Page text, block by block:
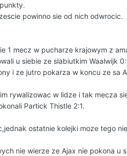
powinno sie od nich odwrocic.
1 mecz w pucharze krajowym z
u siebie ze slabiutkim Waalwijk
i ze jutro pokarza w koncu ze sa
rywalizowac w lidze i tak mecza
Partick Thistle 2:1.
ostatnie kolejki moze tego
nie wierze ze Ajax nie pokona u